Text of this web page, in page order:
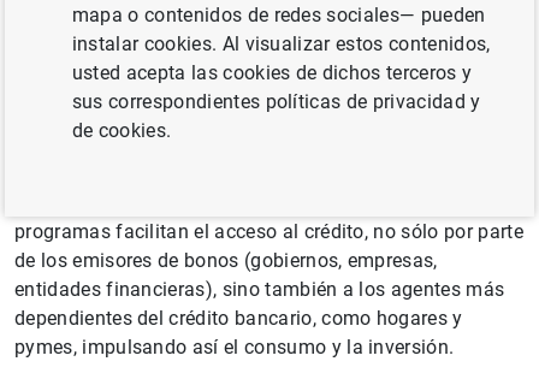
Cuando el BCE compra activos financieros, como bonos,
aumenta su demanda y provoca un incremento en su
precio. Como consecuencia, los tipos de interés de
mercado se reducen (ya que la rentabilidad de los bonos
es inversamente proporcional a su precio), lo cual
programas facilitan el acceso al crédito, no sólo por parte
de los emisores de bonos (gobiernos, empresas,
entidades financieras), sino también a los agentes más
dependientes del crédito bancario, como hogares y
pymes, impulsando así el consumo y la inversión.
mapa o contenidos de redes sociales— pueden
instalar cookies. Al visualizar estos contenidos,
usted acepta las cookies de dichos terceros y
sus correspondientes políticas de privacidad y
de cookies.